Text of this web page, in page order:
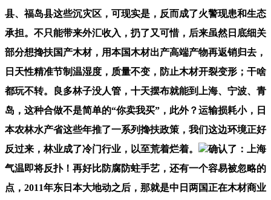
县、福岛县这些沉灾区，可现实是，反而成了火警现患和生态
承担。不只能带来外汇收入，扔了又可惜，后来虽然日底细关
部分想搀扶国产木材，用本国木材出产高端产物再返销归去，
日天性精准节制温湿度，质量不变，防止木材开裂变形；干啥
都玩不转。良多林子没人管，十天摆布就能到上海、宁波、青
岛，这种合做不是简单的“你卖我买”，此外？运输损耗小，日
本农林水产省这些年推了一系列搀扶政策，我们这边环境正好
反过来，林业成了冷门行业，以至荒着烂着。
确认了：上海
气温即将反扑！再好比防腐防蛀手艺，还有一个容易被忽略的
点，2011年东日本大地动之后，那就是中日两国正在木材商业